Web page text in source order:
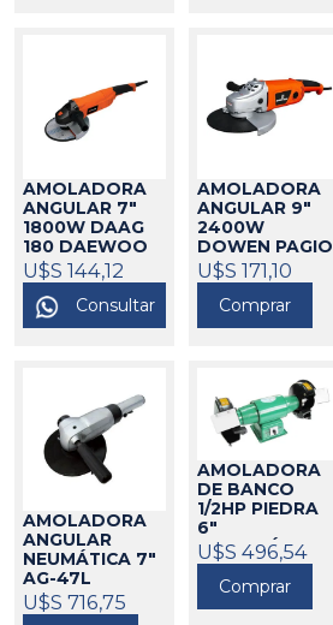
AMOLADORA
ANGULAR 7"
1800W DAAG
180 DAEWOO
424119
U$S 144,12
Consultar
AMOLADORA
ANGULAR 9"
2400W
DOWEN PAGIO
424204
U$S 171,10
Comprar
AMOLADORA
ANGULAR
NEUMÁTICA 7"
AG-47L
UNOAIR 206073
U$S 716,75
AMOLADORA
DE BANCO
1/2HP PIEDRA
6"
MONOFÁSICA
BARBERO
290017
U$S 496,54
Comprar